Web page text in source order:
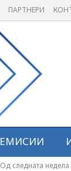
ПАРТНЕРИ
ЕМИСИИ
Од следната